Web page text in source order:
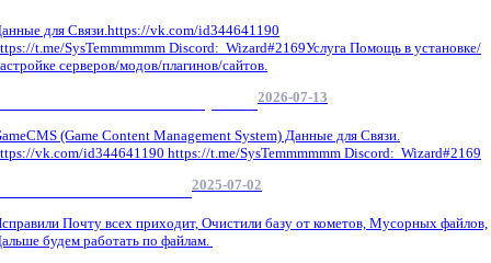
для Связи.https://vk.com/id344641190
t.me/SysTemmmmmm Discord: Wizard#2169Услуга Помощь в установке/
серверов/модов/плагинов/сайтов.
2026-07-13
(Game Content Management System) Данные для Связи.
vk.com/id344641190 https://t.me/SysTemmmmmm Discord: Wizard#2169
2025-07-02
Почту всех приходит, Очистили базу от кометов, Мусорных файлов,
будем работать по файлам.